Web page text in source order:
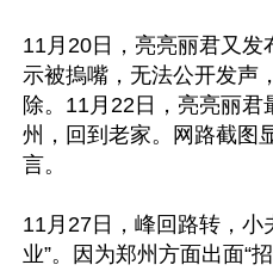
11月20日，亮亮丽君又发
示被摀嘴，无法公开发声
除。11月22日，亮亮丽
州，回到老家。网路截图
言。
11月27日，峰回路转，小
业”。因为郑州方面出面“